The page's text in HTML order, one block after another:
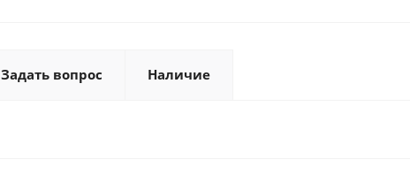
Задать вопрос Наличие